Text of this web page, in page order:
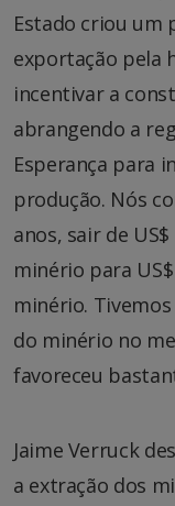
Estado criou um
exportação pela
incentivar a
abrangendo a
Esperança para
produção. Nós
anos, sair de
minério para
minério.
do minério no
favoreceu
Jaime Verruck
a extração dos